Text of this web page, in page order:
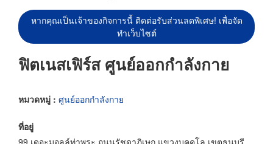
หากคุณเป็นเจ้าของกิจการนี้ ติดต่อรับส่วนลดพิเศษ! เพื่อจัด
ทำเว็บไซต์
ฟิตเนสเฟิร์ส ศูนย์ออกกำลังกาย
หมวดหมู่ : ศูนย์ออกกำลังกาย
ที่อยู่
99 เดอะมอลล์ท่าพระ ถนนรัชดาภิเษก แขวงบุคคโล เขตธนบุรี